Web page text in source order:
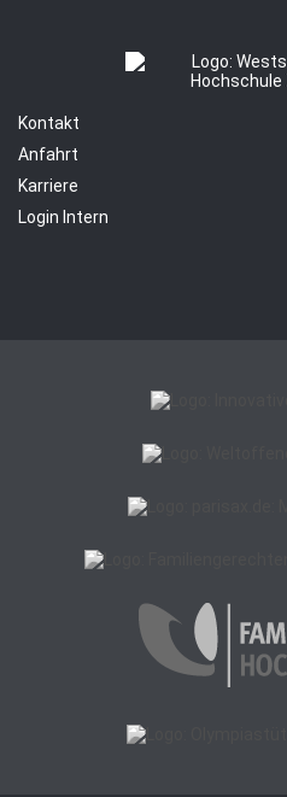
Kontakt
Anfahrt
Karriere
Login Intern